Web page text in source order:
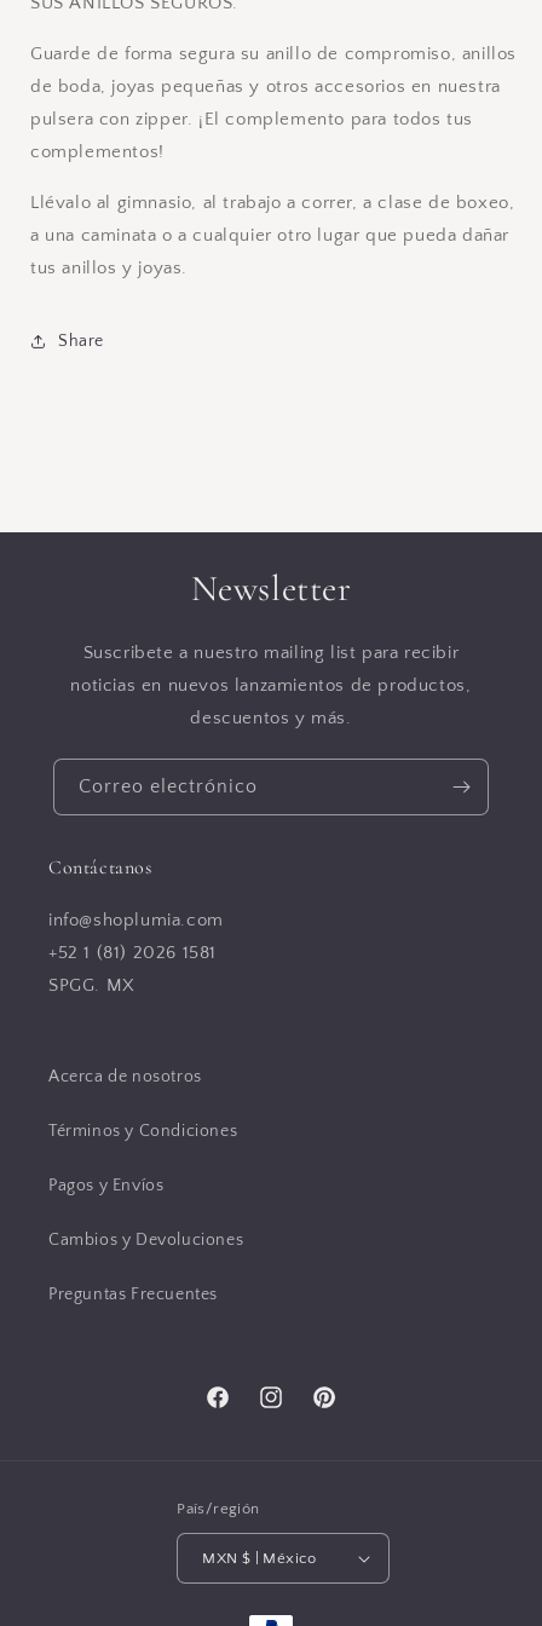
Guarde de forma segura su anillo de compromiso, anillos
de boda, joyas pequeñas y otros accesorios en nuestra
pulsera con zipper. ¡El complemento para todos tus
complementos!
Llévalo al gimnasio, al trabajo a correr, a clase de boxeo,
a una caminata o a cualquier otro lugar que pueda dañar
tus anillos y joyas.
Share
Newsletter
Suscribete a nuestro mailing list para recibir
noticias en nuevos lanzamientos de productos,
descuentos y más.
Correo electrónico
Contáctanos
info@shoplumia.com
+52 1 (81) 2026 1581
SPGG. MX
Acerca de nosotros
Términos y Condiciones
Pagos y Envíos
Cambios y Devoluciones
Preguntas Frecuentes
FacebookInstagramPinterest
País/región
MXN $ | México
Formas